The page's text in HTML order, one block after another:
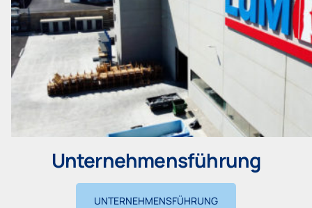
Unternehmensführung
UNTERNEHMENSFÜHRUNG